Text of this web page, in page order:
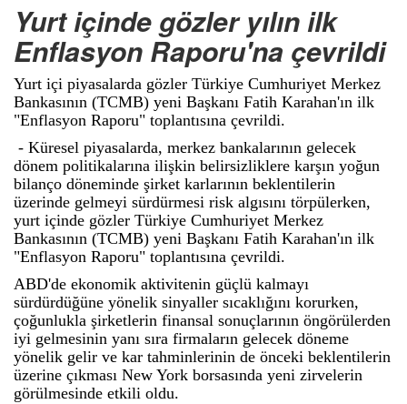
Yurt içinde gözler yılın ilk
Enflasyon Raporu'na çevrildi
Yurt içi piyasalarda gözler Türkiye Cumhuriyet Merkez
Bankasının (TCMB) yeni Başkanı Fatih Karahan'ın ilk
"Enflasyon Raporu" toplantısına çevrildi.
- Küresel piyasalarda, merkez bankalarının gelecek
dönem politikalarına ilişkin belirsizliklere karşın yoğun
bilanço döneminde şirket karlarının beklentilerin
üzerinde gelmeyi sürdürmesi risk algısını törpülerken,
yurt içinde gözler Türkiye Cumhuriyet Merkez
Bankasının (TCMB) yeni Başkanı Fatih Karahan'ın ilk
"Enflasyon Raporu" toplantısına çevrildi.
ABD'de ekonomik aktivitenin güçlü kalmayı
sürdürdüğüne yönelik sinyaller sıcaklığını korurken,
çoğunlukla şirketlerin finansal sonuçlarının öngörülerden
iyi gelmesinin yanı sıra firmaların gelecek döneme
yönelik gelir ve kar tahminlerinin de önceki beklentilerin
üzerine çıkması New York borsasında yeni zirvelerin
görülmesinde etkili oldu.